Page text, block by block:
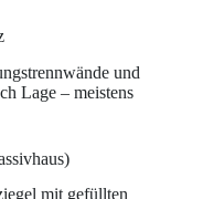
und
Lage – meistens
mit gefüllten